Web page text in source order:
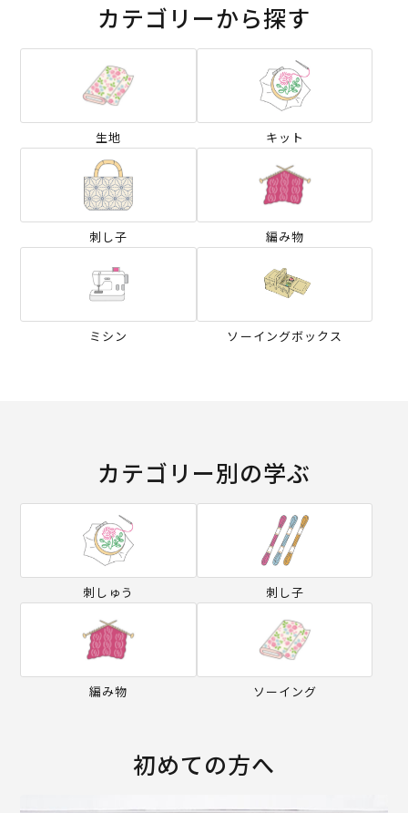
カテゴリーから探す
生地 キット
刺し子 編み物
ミシン ソーイングボックス
カテゴリー別の学ぶ
刺しゅう 刺し子
編み物 ソーイング
初めての方へ